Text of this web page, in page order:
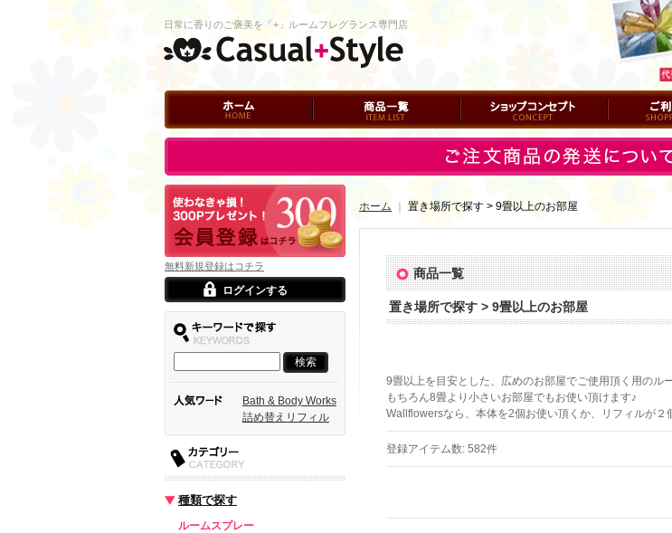
ホーム 商品一覧 ショップコンセプト ご利用ガイド
日常に香りのご褒美を「+」ルームフレグランス専門店
ログイン
無料新規登録はコチラ
ログインする
Bath & Body Works
詰め替えリフィル
種類で探す
ルームスプレー
ホーム 置き場所で探す > 9畳以上のお部屋
商品一覧
置き場所で探す > 9畳以上のお部屋
9畳以上を目安とした、広めのお部屋でご使用頂く用のル
もちろん8畳より小さいお部屋でもお使い頂けます♪
Wallflowersなら、本体を2個お使い頂くか、リフィルが２
登録アイテム数: 582件